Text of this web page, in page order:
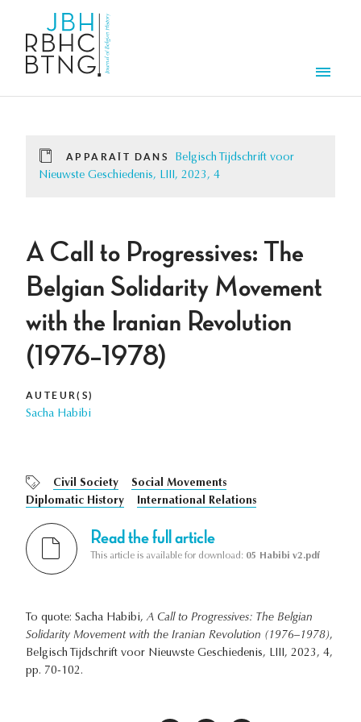
APPARAÎT DANS
Belgisch Tijdschrift voor
Nieuwste Geschiedenis, LIII, 2023, 4
A Call to Progressives: The
Belgian Solidarity Movement
with the Iranian Revolution
(1976–1978)
AUTEUR(S)
Sacha Habibi
Civil Society
Social Movements
Diplomatic History
International Relations
Read the full article
This article is available for download: 05 Habibi v2.pdf
To quote: Sacha Habibi, A Call to Progressives: The Belgian
Solidarity Movement with the Iranian Revolution (1976–1978),
Belgisch Tijdschrift voor Nieuwste Geschiedenis, LIII, 2023, 4,
pp. 70-102.